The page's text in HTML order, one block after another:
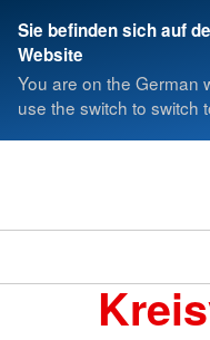
Sie befinden sich auf
Website
You are on the German
use the switch to switch